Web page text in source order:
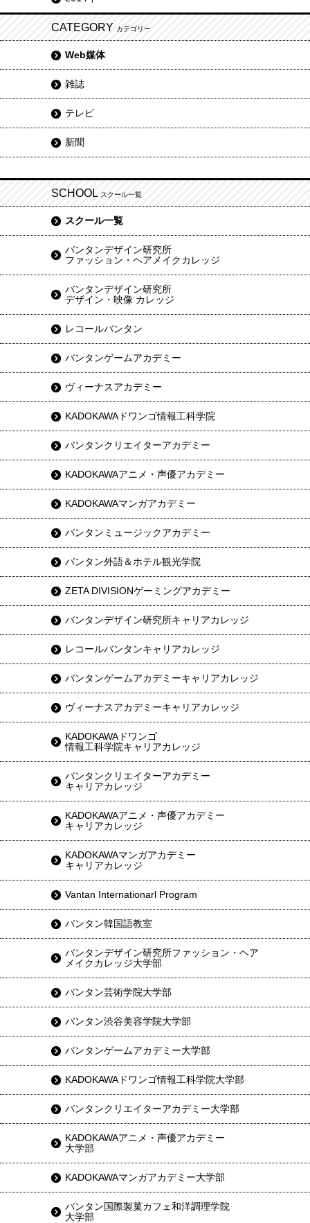
CATEGORY カテゴリー
Web媒体
雑誌
テレビ
新聞
SCHOOL スクール一覧
スクール一覧
バンタンデザイン研究所
ファッション・ヘアメイクカレッジ
バンタンデザイン研究所
デザイン・映像 カレッジ
レコールバンタン
バンタンゲームアカデミー
ヴィーナスアカデミー
KADOKAWAドワンゴ情報工科学院
バンタンクリエイターアカデミー
KADOKAWAアニメ・声優アカデミー
KADOKAWAマンガアカデミー
バンタンミュージックアカデミー
バンタン外語＆ホテル観光学院
ZETA DIVISIONゲーミングアカデミー
バンタンデザイン研究所キャリアカレッジ
レコールバンタンキャリアカレッジ
バンタンゲームアカデミーキャリアカレッジ
ヴィーナスアカデミーキャリアカレッジ
KADOKAWAドワンゴ
情報工科学院キャリアカレッジ
バンタンクリエイターアカデミー
キャリアカレッジ
KADOKAWAアニメ・声優アカデミー
キャリアカレッジ
KADOKAWAマンガアカデミー
キャリアカレッジ
Vantan Internationarl Program
バンタン韓国語教室
バンタンデザイン研究所ファッション・ヘア
メイクカレッジ大学部
バンタン芸術学院大学部
バンタン渋谷美容学院大学部
バンタンゲームアカデミー大学部
KADOKAWAドワンゴ情報工科学院大学部
バンタンクリエイターアカデミー大学部
KADOKAWAアニメ・声優アカデミー
大学部
KADOKAWAマンガアカデミー大学部
バンタン国際製菓カフェ和洋調理学院
大学部